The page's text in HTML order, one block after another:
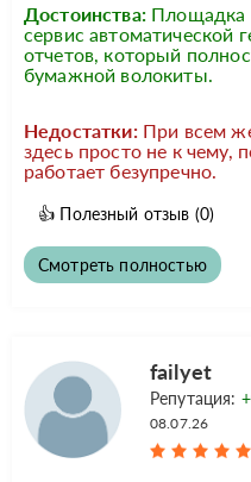
Достоинства: Площадка
сервис автоматической
отчетов, который
бумажной волокиты.
Недостатки: При всем
здесь просто не к чему,
работает безупречно.
👍 Полезный отзыв (0)
Смотреть полностью
failyet
Репутация:
08.07.26